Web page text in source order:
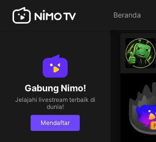
Beranda
Gabung Nimo!
Jelajahi livestream terbaik di
dunia!
Mendaftar